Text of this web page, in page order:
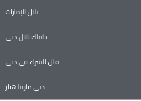
تلال الإمارات
داماك تلال دبي
فلل للشراء في دبي
دبي مارينا هيلز